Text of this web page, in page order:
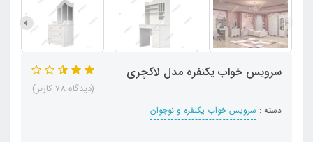
سرویس خواب یکنفره مدل لاکچری
دسته : سرویس خواب یکنفره و نوجوان
(دیدگاه 78 کاربر)